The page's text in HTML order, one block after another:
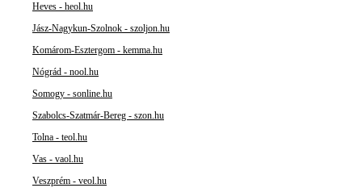
Heves - heol.hu
Jász-Nagykun-Szolnok - szoljon.hu
Komárom-Esztergom - kemma.hu
Nógrád - nool.hu
Somogy - sonline.hu
Szabolcs-Szatmár-Bereg - szon.hu
Tolna - teol.hu
Vas - vaol.hu
Veszprém - veol.hu